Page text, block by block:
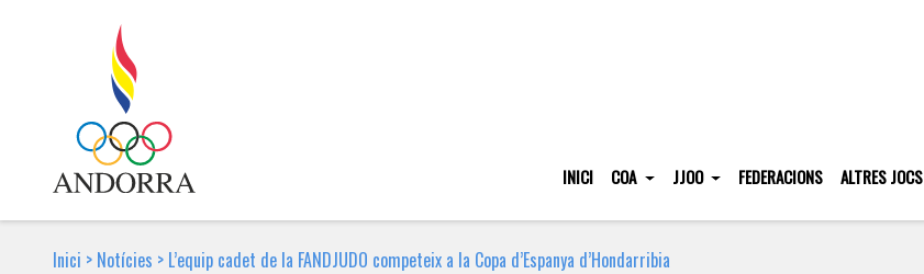
INICI COA JJOO FEDERACIONS ALTRES JOCS
Inici > Notícies > L’equip cadet de la FANDJUDO competeix a la Copa d’Espanya d’Hondarribia